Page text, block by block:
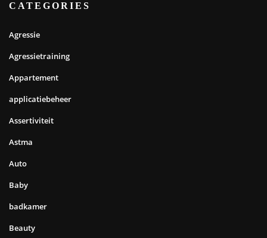
CATEGORIES
Agressie
Agressietraining
Appartement
applicatiebeheer
Assertiviteit
Astma
Auto
Baby
badkamer
Beauty